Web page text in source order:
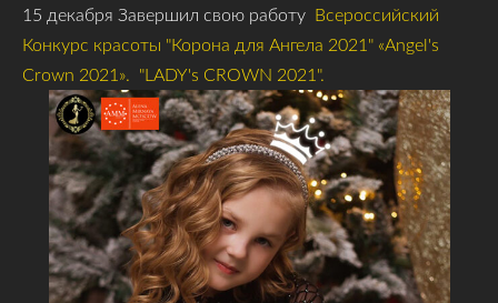
15 декабря Завершил свою работу Всероссийский
Конкурс красоты "Корона для Ангела 2021" «Angel's
Crown 2021». "LADY's CROWN 2021".